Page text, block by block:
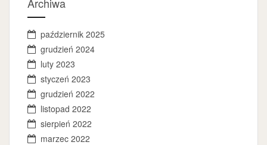
październik 2025
grudzień 2024
luty 2023
styczeń 2023
grudzień 2022
listopad 2022
sierpień 2022
marzec 2022